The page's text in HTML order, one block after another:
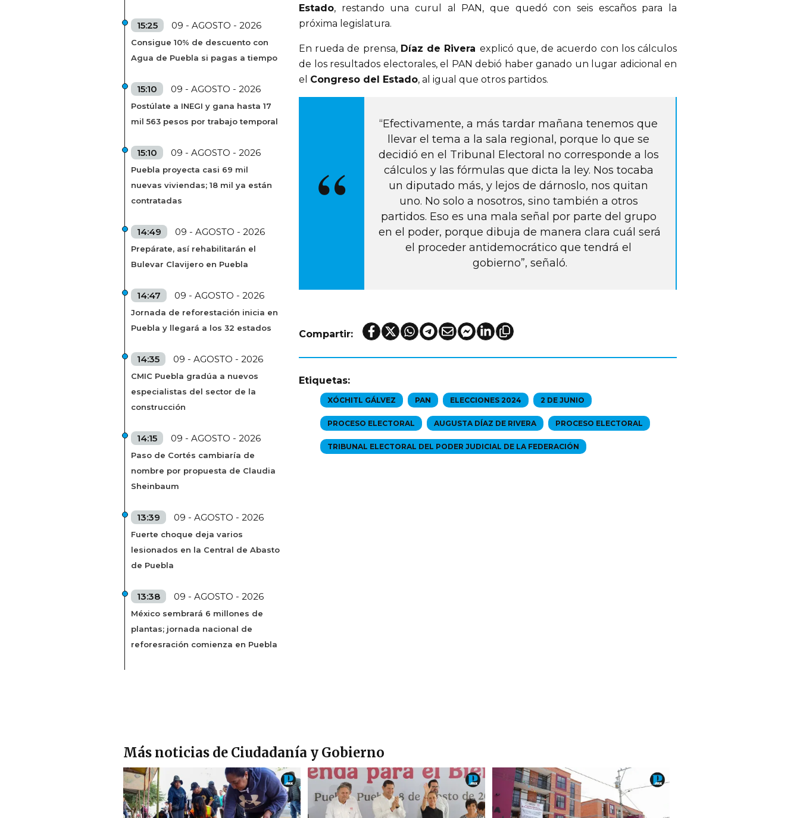
15:25 09 - AGOSTO - 2026
Consigue 10% de descuento con
Agua de Puebla si pagas a tiempo
15:10 09 - AGOSTO - 2026
Postúlate a INEGI y gana hasta 17
mil 563 pesos por trabajo temporal
15:10 09 - AGOSTO - 2026
Puebla proyecta casi 69 mil
nuevas viviendas; 18 mil ya están
contratadas
14:49 09 - AGOSTO - 2026
Prepárate, así rehabilitarán el
Bulevar Clavijero en Puebla
14:47 09 - AGOSTO - 2026
Jornada de reforestación inicia en
Puebla y llegará a los 32 estados
14:35 09 - AGOSTO - 2026
CMIC Puebla gradúa a nuevos
especialistas del sector de la
construcción
14:15 09 - AGOSTO - 2026
Paso de Cortés cambiaría de
nombre por propuesta de Claudia
Sheinbaum
13:39 09 - AGOSTO - 2026
Fuerte choque deja varios
lesionados en la Central de Abasto
de Puebla
13:38 09 - AGOSTO - 2026
México sembrará 6 millones de
plantas; jornada nacional de
reforesración comienza en Puebla
Estado, restando una curul al PAN, que quedó con seis escaños para la
próxima legislatura.
En rueda de prensa, Díaz de Rivera explicó que, de acuerdo con los cálculos
de los resultados electorales, el PAN debió haber ganado un lugar adicional en
el Congreso del Estado, al igual que otros partidos.
“Efectivamente, a más tardar mañana tenemos que
llevar el tema a la sala regional, porque lo que se
decidió en el Tribunal Electoral no corresponde a los
cálculos y las fórmulas que dicta la ley. Nos tocaba
un diputado más, y lejos de dárnoslo, nos quitan
uno. No solo a nosotros, sino también a otros
partidos. Eso es una mala señal por parte del grupo
en el poder, porque dibuja de manera clara cuál será
el proceder antidemocrático que tendrá el
gobierno”, señaló.
Compartir:
Etiquetas:
XÓCHITL GÁLVEZ PAN ELECCIONES 2024 2 DE JUNIO
PROCESO ELECTORAL AUGUSTA DÍAZ DE RIVERA PROCESO ELECTORAL
TRIBUNAL ELECTORAL DEL PODER JUDICIAL DE LA FEDERACIÓN
Más noticias de Ciudadanía y Gobierno